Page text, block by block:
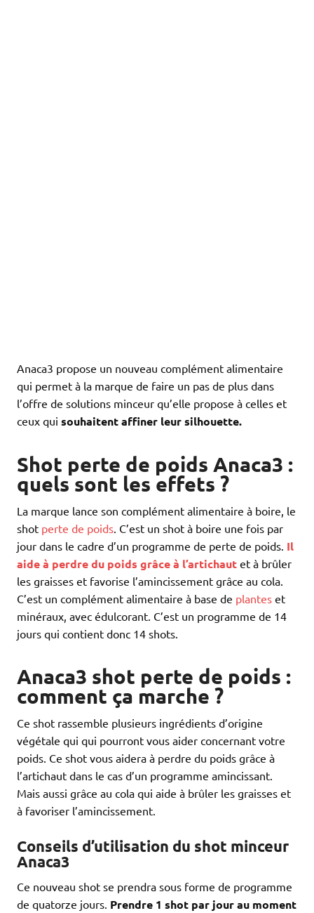
Anaca3 propose un nouveau complément alimentaire
qui permet à la marque de faire un pas de plus dans
l’offre de solutions minceur qu’elle propose à celles et
ceux qui souhaitent affiner leur silhouette.
Shot perte de poids Anaca3 :
quels sont les effets ?
La marque lance son complément alimentaire à boire, le
shot perte de poids . C’est un shot à boire une fois par
jour dans le cadre d’un programme de perte de poids. Il
aide à perdre du poids grâce à l’artichaut et à brûler
les graisses et favorise l’amincissement grâce au cola.
C’est un complément alimentaire à base de plantes et
minéraux, avec édulcorant. C’est un programme de 14
jours qui contient donc 14 shots.
Anaca3 shot perte de poids :
comment ça marche ?
Ce shot rassemble plusieurs ingrédients d’origine
végétale qui qui pourront vous aider concernant votre
poids. Ce shot vous aidera à perdre du poids grâce à
l’artichaut dans le cas d’un programme amincissant.
Mais aussi grâce au cola qui aide à brûler les graisses et
à favoriser l’amincissement.
Conseils d’utilisation du shot minceur
Anaca3
Ce nouveau shot se prendra sous forme de programme
de quatorze jours. Prendre 1 shot par jour au moment